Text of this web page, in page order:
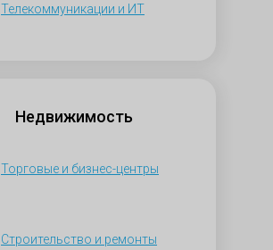
Недвижимость
Торговые и бизнес-центры
Строительство и ремонты
Телекоммуникации и ИТ